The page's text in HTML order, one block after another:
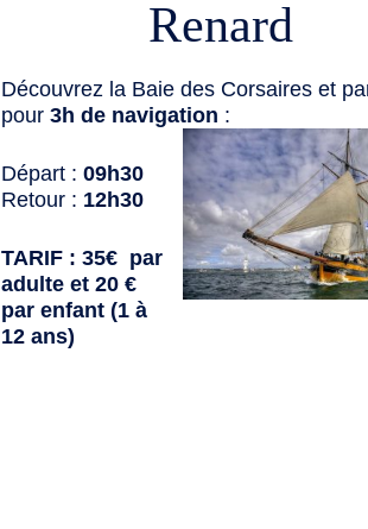
Renard
Découvrez la Baie des Corsaires et
pour 3h de navigation :
Départ : 09h30
Retour : 12h30
TARIF : 35€ par
adulte et 20 €
par enfant (1 à
12 ans)